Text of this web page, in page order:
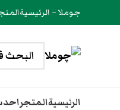
جوملا – الرئيسية
الرئيسيةالمتجر